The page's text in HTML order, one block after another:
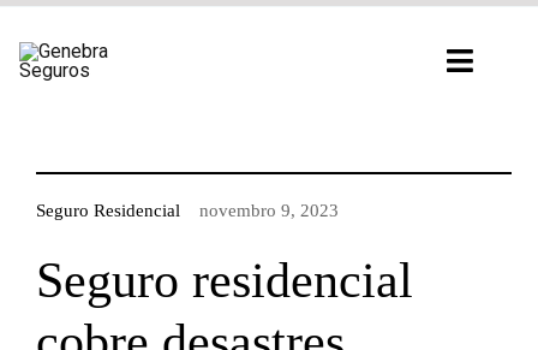
para
Seguro Residencial novembro 9, 2023
Seguro residencial